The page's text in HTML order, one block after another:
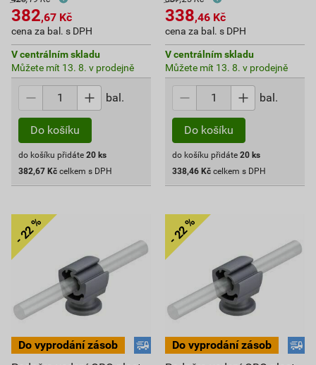
382,67 Kč
cena za bal. s DPH
V centrálním skladu
Můžete mít 13. 8. v prodejně
bal.
Do košíku
do košíku přidáte 20 ks
382,67 Kč celkem s DPH
338,46 Kč
cena za bal. s DPH
V centrálním skladu
Můžete mít 13. 8. v prodejně
bal.
Do košíku
do košíku přidáte 20 ks
338,46 Kč celkem s DPH